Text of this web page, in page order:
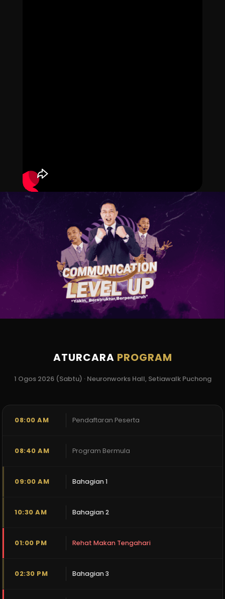
ATURCARA PROGRAM
1 Ogos 2026 (Sabtu) · Neuronworks Hall, Setiawalk Puchong
08:00 AM Pendaftaran Peserta
08:40 AM Program Bermula
09:00 AM Bahagian 1
10:30 AM Bahagian 2
01:00 PM Rehat Makan Tengahari
02:30 PM Bahagian 3